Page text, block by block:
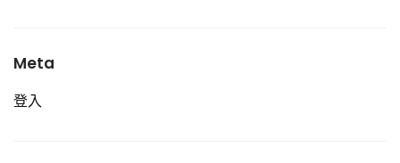
Meta
登入